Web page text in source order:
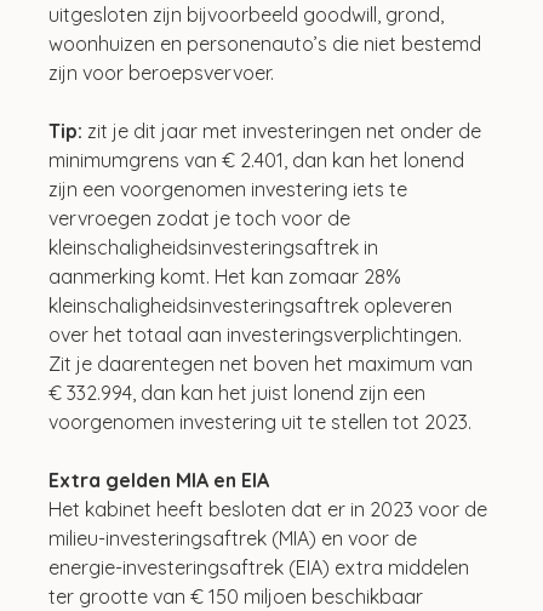
uitgesloten zijn bijvoorbeeld goodwill, grond,
woonhuizen en personenauto’s die niet bestemd
zijn voor beroepsvervoer.
Tip: zit je dit jaar met investeringen net onder de
minimumgrens van € 2.401, dan kan het lonend
zijn een voorgenomen investering iets te
vervroegen zodat je toch voor de
kleinschaligheidsinvesteringsaftrek in
aanmerking komt. Het kan zomaar 28%
kleinschaligheidsinvesteringsaftrek opleveren
over het totaal aan investeringsverplichtingen.
Zit je daarentegen net boven het maximum van
€ 332.994, dan kan het juist lonend zijn een
voorgenomen investering uit te stellen tot 2023.
Extra gelden MIA en EIA
Het kabinet heeft besloten dat er in 2023 voor de
milieu-investeringsaftrek (MIA) en voor de
energie-investeringsaftrek (EIA) extra middelen
ter grootte van € 150 miljoen beschikbaar